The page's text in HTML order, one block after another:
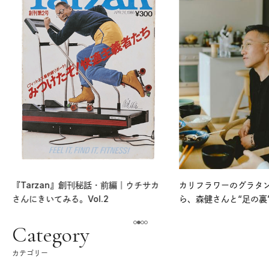
『Tarzan』創刊秘話・前編｜ウチサカ
さんにきいてみる。Vol.2
カリフラワーのグラタ
ら、森健さんと“足の
Category
カテゴリー